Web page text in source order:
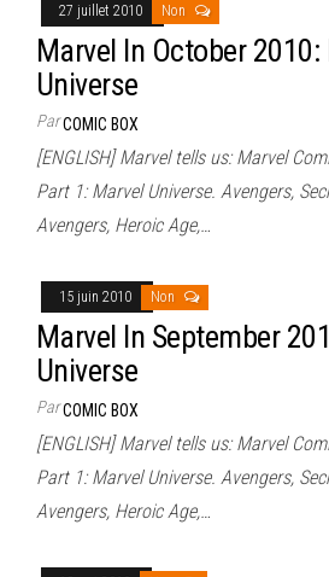
27 juillet 2010 Non
Marvel In October 2010:
Universe
ParCOMIC BOX
[ENGLISH] Marvel tells us: Marvel
Part 1: Marvel Universe. Avengers,
Avengers, Heroic Age,…
15 juin 2010 Non
Marvel In September
Universe
ParCOMIC BOX
[ENGLISH] Marvel tells us: Marvel
Part 1: Marvel Universe. Avengers,
Avengers, Heroic Age,…